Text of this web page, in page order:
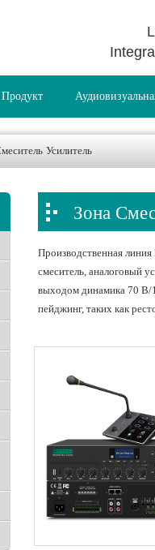
Продукт
Усилитель
Зона
Производственная линия
смеситель, аналоговый
выходом динамика 70 В/
пейджинг, таких как